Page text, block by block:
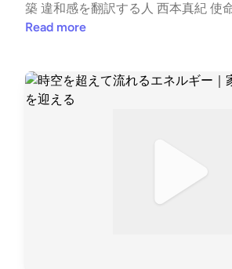
築 違和感を翻訳する人 西本真紀 使命コンサルタント
🌿 活動情報はこちら✨ https://lit.link/healinglife #皆
放送にいいね・コメント・レター送
ttps://stand.fm/channels/
Read more